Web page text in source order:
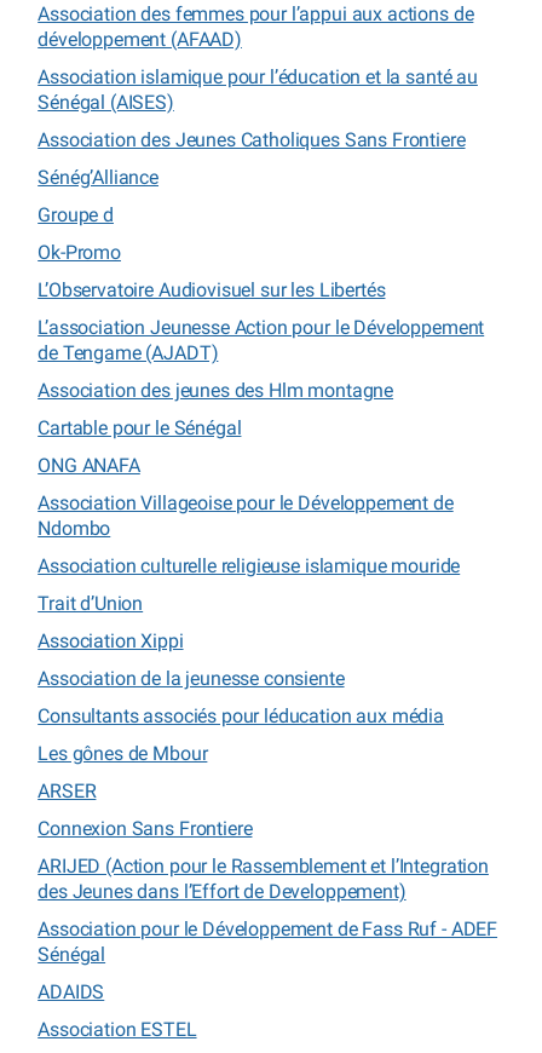
Association des femmes pour l’appui aux actions de
développement (AFAAD)
Association islamique pour l’éducation et la santé au
Sénégal (AISES)
Association des Jeunes Catholiques Sans Frontiere
Sénég’Alliance
Groupe d
Ok-Promo
L’Observatoire Audiovisuel sur les Libertés
L’association Jeunesse Action pour le Développement
de Tengame (AJADT)
Association des jeunes des Hlm montagne
Cartable pour le Sénégal
ONG ANAFA
Association Villageoise pour le Développement de
Ndombo
Association culturelle religieuse islamique mouride
Trait d’Union
Association Xippi
Association de la jeunesse consiente
Consultants associés pour léducation aux média
Les gônes de Mbour
ARSER
Connexion Sans Frontiere
ARIJED (Action pour le Rassemblement et l’Integration
des Jeunes dans l’Effort de Developpement)
Association pour le Développement de Fass Ruf - ADEF
Sénégal
ADAIDS
Association ESTEL